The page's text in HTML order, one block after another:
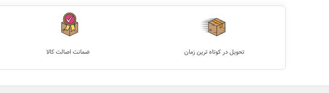
تحویل در کوتاه ترین زمان ضمانت اصالت کالا